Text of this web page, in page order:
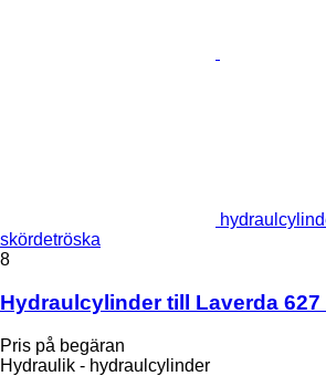
skördetröska
8
Hydraulcylinder till Laverda
Pris på begäran
Hydraulik - hydraulcylinder